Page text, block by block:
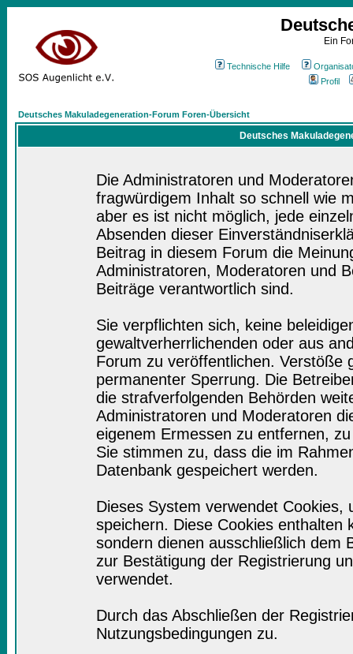
Ein
Technische Hilfe
Profil
Deutsches Makuladegeneration-Forum Foren-Übersicht
Deutsches
Die Administratoren und
fragwürdigem Inhalt so schnell wie
aber es ist nicht möglich, jede
Absenden dieser
Beitrag in diesem Forum die
Administratoren, Moderatoren und
Beiträge verantwortlich sind.
Sie verpflichten sich, keine
gewaltverherrlichenden oder aus
Forum zu veröffentlichen. Verstöße
permanenter Sperrung. Die
die strafverfolgenden Behörden
Administratoren und Moderatoren
eigenem Ermessen zu entfernen,
Sie stimmen zu, dass die im
Datenbank gespeichert werden.
Dieses System verwendet
speichern. Diese Cookies enthalten
sondern dienen ausschließlich dem
zur Bestätigung der Registrierung
verwendet.
Durch das Abschließen der
Nutzungsbedingungen zu.